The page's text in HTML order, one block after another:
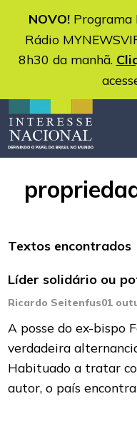
NOVO!Programa
Rádio
8h30 da manhã.
Textos encontrados
Líder solidário ou
Ricardo Seitenfus01
A posse do ex-bispo
verdadeira
Habituado a tratar
autor, o país